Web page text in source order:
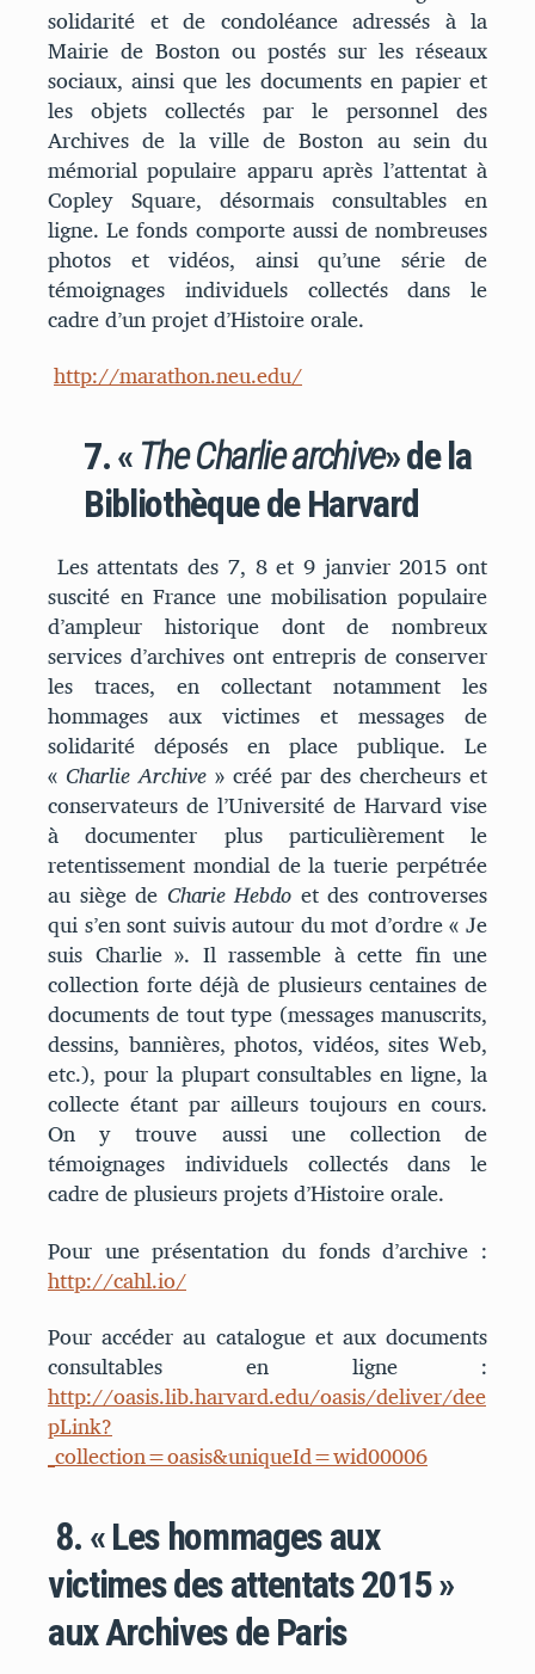
solidarité et de condoléance adressés à la
Mairie de Boston ou postés sur les réseaux
sociaux, ainsi que les documents en papier et
les objets collectés par le personnel des
Archives de la ville de Boston au sein du
mémorial populaire apparu après l’attentat à
Copley Square, désormais consultables en
ligne. Le fonds comporte aussi de nombreuses
photos et vidéos, ainsi qu’une série de
témoignages individuels collectés dans le
cadre d’un projet d’Histoire orale.
http://marathon.neu.edu/
7. « The Charlie archive» de la
Bibliothèque de Harvard
Les attentats des 7, 8 et 9 janvier 2015 ont
suscité en France une mobilisation populaire
d’ampleur historique dont de nombreux
services d’archives ont entrepris de conserver
les traces, en collectant notamment les
hommages aux victimes et messages de
solidarité déposés en place publique. Le
« Charlie Archive » créé par des chercheurs et
conservateurs de l’Université de Harvard vise
à documenter plus particulièrement le
retentissement mondial de la tuerie perpétrée
au siège de Charie Hebdo et des controverses
qui s’en sont suivis autour du mot d’ordre « Je
suis Charlie ». Il rassemble à cette fin une
collection forte déjà de plusieurs centaines de
documents de tout type (messages manuscrits,
dessins, bannières, photos, vidéos, sites Web,
etc.), pour la plupart consultables en ligne, la
collecte étant par ailleurs toujours en cours.
On y trouve aussi une collection de
témoignages individuels collectés dans le
cadre de plusieurs projets d’Histoire orale.
Pour une présentation du fonds d’archive :
http://cahl.io/
Pour accéder au catalogue et aux documents
consultables en ligne :
http://oasis.lib.harvard.edu/oasis/deliver/dee
pLink?
_collection=oasis&uniqueId=wid00006
8. « Les hommages aux
victimes des attentats 2015 »
aux Archives de Paris